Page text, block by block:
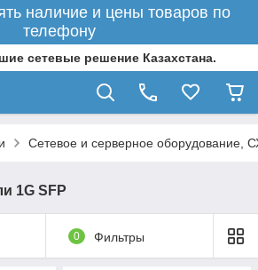
наличие и цены товаров по
телефону
сетевые решение Казахстана.
Сетевое и серверное оборудование,
1G SFP
0 Фильтры